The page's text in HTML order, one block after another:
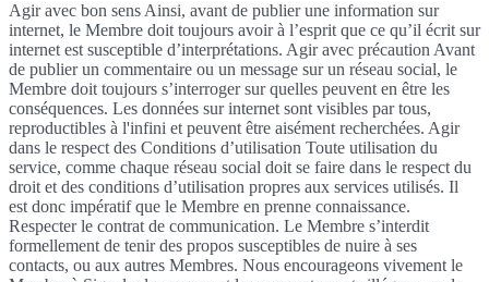
Agir avec bon sens Ainsi, avant de publier une information sur
internet, le Membre doit toujours avoir à l’esprit que ce qu’il écrit sur
internet est susceptible d’interprétations. Agir avec précaution Avant
de publier un commentaire ou un message sur un réseau social, le
Membre doit toujours s’interroger sur quelles peuvent en être les
conséquences. Les données sur internet sont visibles par tous,
reproductibles à l'infini et peuvent être aisément recherchées. Agir
dans le respect des Conditions d’utilisation Toute utilisation du
service, comme chaque réseau social doit se faire dans le respect du
droit et des conditions d’utilisation propres aux services utilisés. Il
est donc impératif que le Membre en prenne connaissance.
Respecter le contrat de communication. Le Membre s’interdit
formellement de tenir des propos susceptibles de nuire à ses
contacts, ou aux autres Membres. Nous encourageons vivement le